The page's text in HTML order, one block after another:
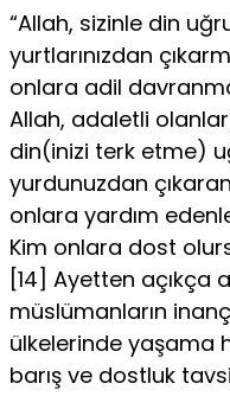
“Allah, sizinle din
yurtlarınızdan
onlara adil
Allah, adaletli
din(inizi terk etme)
yurdunuzdan
onlara yardım
Kim onlara dost
[14] Ayetten açıkça
müslümanların
ülkelerinde yaşama
barış ve dostluk